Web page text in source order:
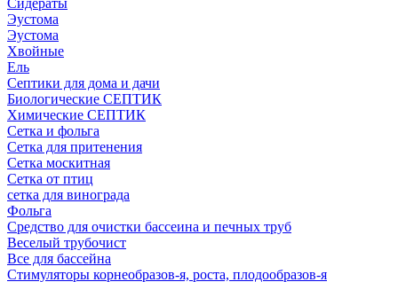
Сидераты
Эустома
Эустома
Хвойные
Ель
Септики для дома и дачи
Биологические СЕПТИК
Химические СЕПТИК
Сетка и фольга
Сетка для притенения
Сетка москитная
Сетка от птиц
сетка для винограда
Фольга
Средство для очистки бассеина и печных труб
Веселый трубочист
Все для бассейна
Стимуляторы корнеобразов-я, роста, плодообразов-я